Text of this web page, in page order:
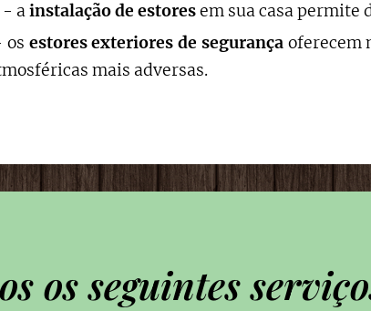
- ainstalação de estoresem sua casa permite
estores exteriores de segurança oferecem
mais adversas.
os seguintes